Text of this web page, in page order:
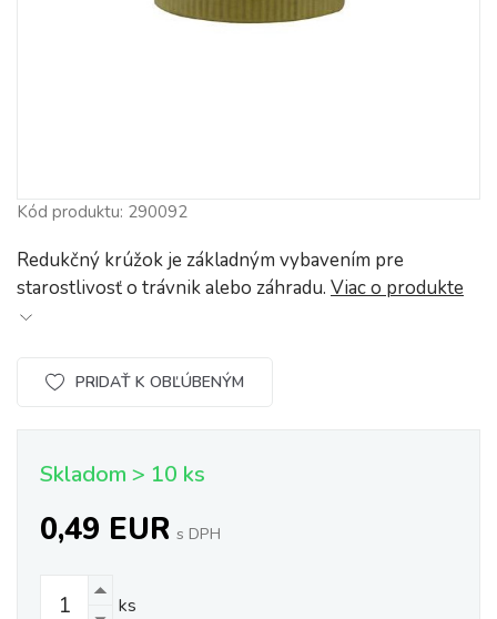
Kód produktu: 290092
Redukčný krúžok je základným vybavením pre
starostlivosť o trávnik alebo záhradu. Viac o produkte
PRIDAŤ K OBĽÚBENÝM
Skladom > 10 ks
0,49 EUR s DPH
ks